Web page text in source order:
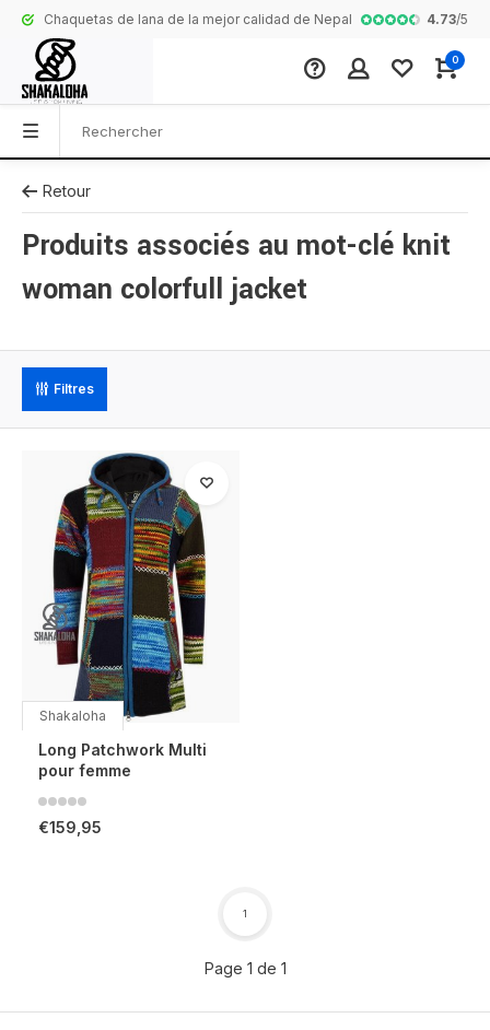
Chaquetas de lana de la mejor calidad de Nepal Collection
4.73/5
0
Retour
Produits associés au mot-clé knit
woman colorfull jacket
Filtres
Shakaloha
Long Patchwork Multi
pour femme
€159,95
Page 1 de 1
1